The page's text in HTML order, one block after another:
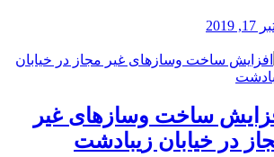
2019
ساخت وسازهای غیر
در خیابان زیبادشت